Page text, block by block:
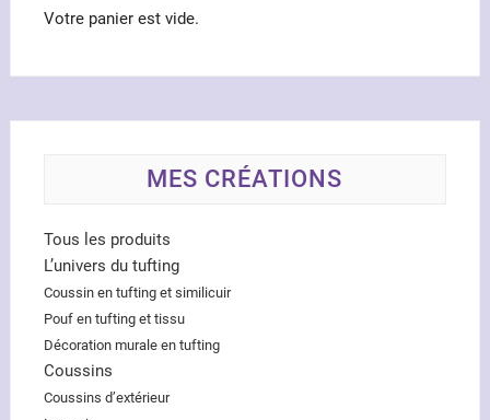
Votre panier est vide.
MES CRÉATIONS
Tous les produits
L’univers du tufting
Coussin en tufting et similicuir
Pouf en tufting et tissu
Décoration murale en tufting
Coussins
Coussins d’extérieur